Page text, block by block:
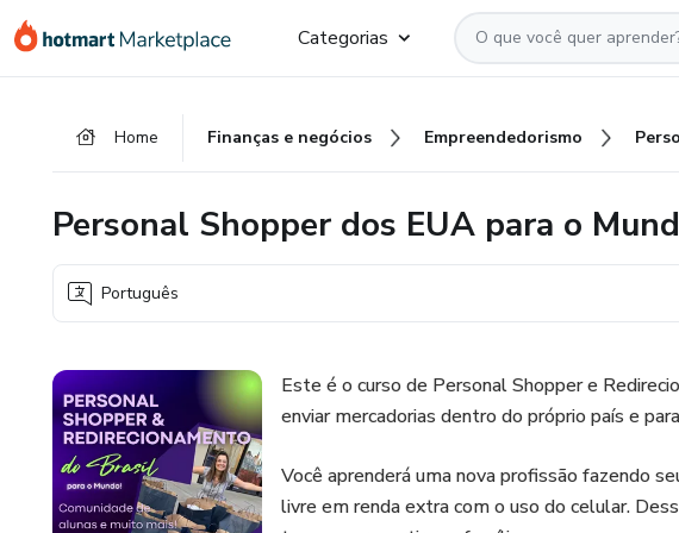
para
para
para
Categorias
Home Finanças e negócios Empreendedorismo
Personal Shopper dos EUA para o
Português
Este é o curso de Personal Shopper e
enviar mercadorias dentro do próprio país e
Você aprenderá uma nova profissão fazendo
livre em renda extra com o uso do celular.